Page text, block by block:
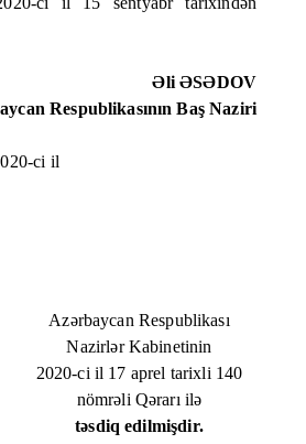
Əli ƏSƏDOV
Respublikasının Baş Naziri
ci il
Azərbaycan Respublikası
Nazirlər Kabinetinin
2020-ci il 17 aprel tarixli 140
nömrəli Qərarı ilə
təsdiq edilmişdir.